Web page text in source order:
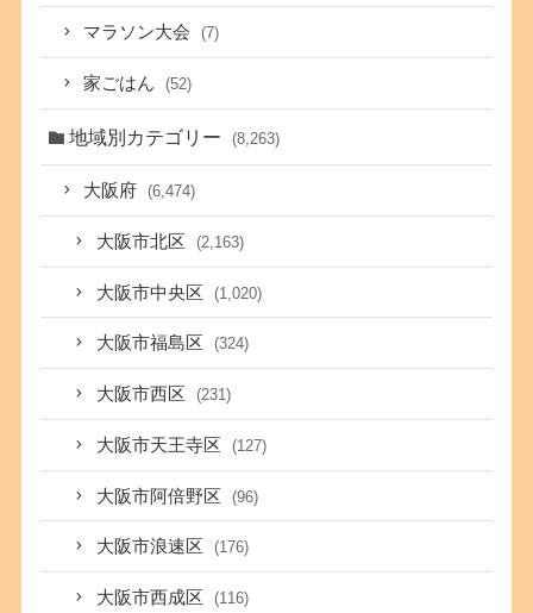
マラソン大会 (7)
家ごはん (52)
地域別カテゴリー (8,263)
大阪府 (6,474)
大阪市北区 (2,163)
大阪市中央区 (1,020)
大阪市福島区 (324)
大阪市西区 (231)
大阪市天王寺区 (127)
大阪市阿倍野区 (96)
大阪市浪速区 (176)
大阪市西成区 (116)